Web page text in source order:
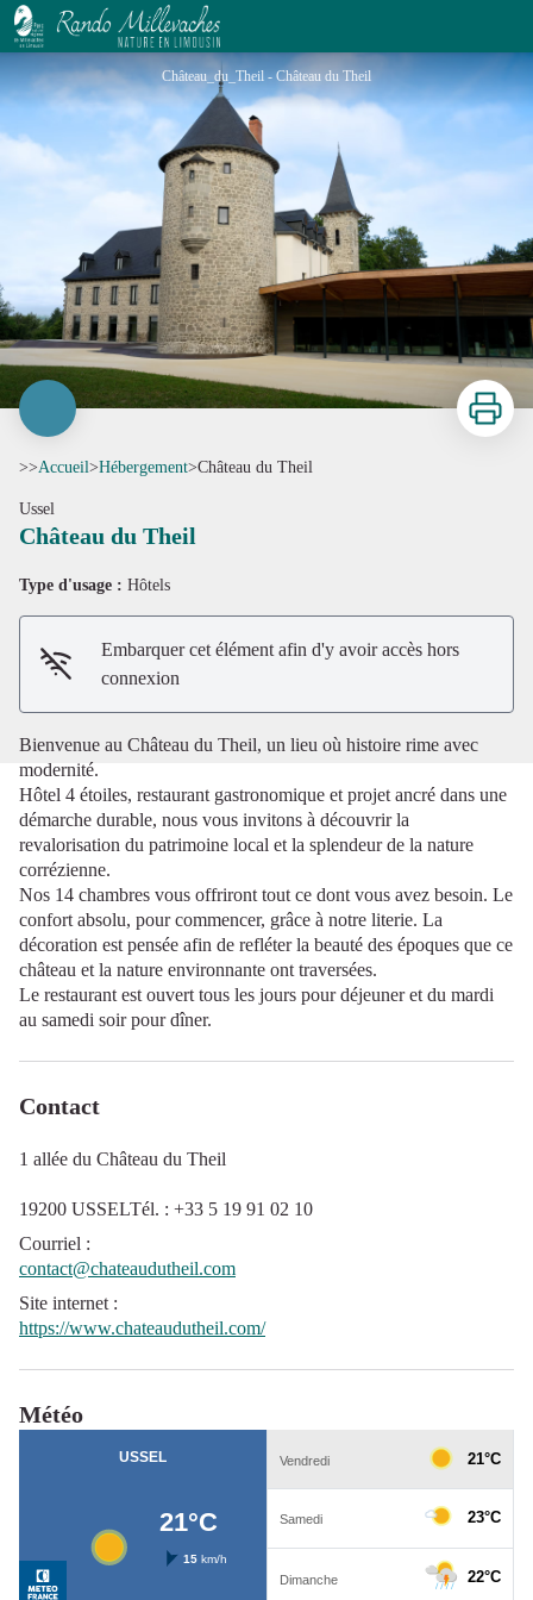
Château du Theil
Château_du_Theil - Château du Theil
Imprimer
>>Accueil>Hébergement>Château du Theil
Ussel
Château du Theil
Type d'usage : Hôtels
Embarquer cet élément afin d'y avoir accès hors
connexion
Bienvenue au Château du Theil, un lieu où histoire rime avec
modernité.
Hôtel 4 étoiles, restaurant gastronomique et projet ancré dans une
démarche durable, nous vous invitons à découvrir la
revalorisation du patrimoine local et la splendeur de la nature
corrézienne.
Nos 14 chambres vous offriront tout ce dont vous avez besoin. Le
confort absolu, pour commencer, grâce à notre literie. La
décoration est pensée afin de refléter la beauté des époques que ce
château et la nature environnante ont traversées.
Le restaurant est ouvert tous les jours pour déjeuner et du mardi
au samedi soir pour dîner.
Contact
1 allée du Château du Theil
19200 USSELTél. : +33 5 19 91 02 10
Courriel :
contact@chateaudutheil.com
Site internet :
https://www.chateaudutheil.com/
Météo